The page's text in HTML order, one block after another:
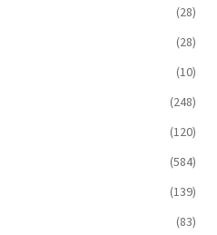
(28)
(28)
(10)
(248)
(120)
(584)
(139)
(83)